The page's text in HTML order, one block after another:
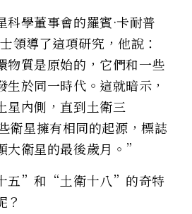
學董事會的羅賓·卡耐普
導了這項研究，他說：
物質是原始的，它們和一些
於同一時代。這就暗示，
星內側，直到土衛三
衛星擁有相同的起源，標誌
大衛星的最後歲月。”
五”和“土衛十八”的奇特
？